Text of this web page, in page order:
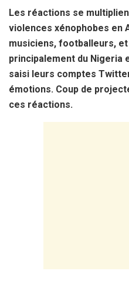
Les réactions se
violences xénophobes en
musiciens, footballeurs,
principalement du Nigeria
saisi leurs comptes
émotions. Coup de
ces réactions.